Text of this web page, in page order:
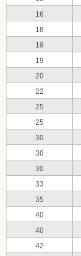
16
18
19
19
20
22
25
25
30
30
30
33
35
40
40
42